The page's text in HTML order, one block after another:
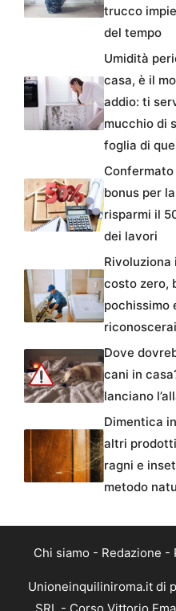
trucco
del tempo
Umidità
casa, è il
addio: ti
mucchio di
foglia di
bonus per
risparmi il
dei lavori
Rivoluziona
costo zero,
pochissimo
Dove
cani in
lanciano
Dimentica
altri
ragni e
metodo
Chi siamo - Redazione -
Unioneinquiliniroma.it di
SRL - Corso Vittorio